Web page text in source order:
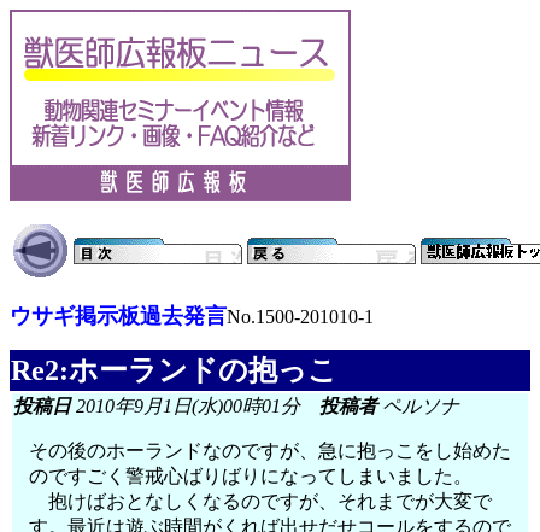
ウサギ掲示板過去発言No.1500-201010-1
Re2:ホーランドの抱っこ
投稿日2010年9月1日(水)00時01分 投稿者ペルソナ
その後のホーランドなのですが、急に抱っこをし始めた
のですごく警戒心ばりばりになってしまいました。
抱けばおとなしくなるのですが、それまでが大変で
す。最近は遊ぶ時間がくれば出せだせコールをするので